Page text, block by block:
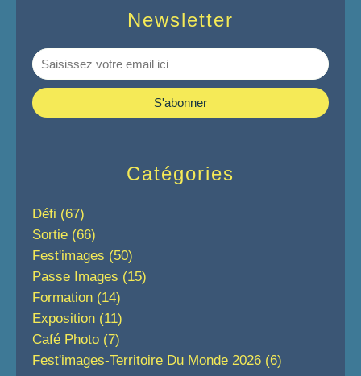
Newsletter
Catégories
Défi (67)
Sortie (66)
Fest'images (50)
Passe Images (15)
Formation (14)
Exposition (11)
Café Photo (7)
Fest'images-Territoire Du Monde 2026 (6)